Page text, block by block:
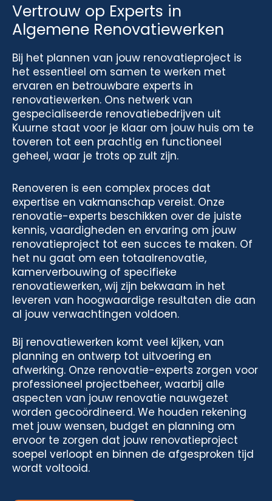
Vertrouw op Experts in
Algemene Renovatiewerken
Bij het plannen van jouw renovatieproject is
het essentieel om samen te werken met
ervaren en betrouwbare experts in
renovatiewerken. Ons netwerk van
gespecialiseerde renovatiebedrijven uit
Kuurne staat voor je klaar om jouw huis om te
toveren tot een prachtig en functioneel
geheel, waar je trots op zult zijn.
Renoveren is een complex proces dat
expertise en vakmanschap vereist. Onze
renovatie-experts beschikken over de juiste
kennis, vaardigheden en ervaring om jouw
renovatieproject tot een succes te maken. Of
het nu gaat om een totaalrenovatie,
kamerverbouwing of specifieke
renovatiewerken, wij zijn bekwaam in het
leveren van hoogwaardige resultaten die aan
al jouw verwachtingen voldoen.
Bij renovatiewerken komt veel kijken, van
planning en ontwerp tot uitvoering en
afwerking. Onze renovatie-experts zorgen voor
professioneel projectbeheer, waarbij alle
aspecten van jouw renovatie nauwgezet
worden gecoördineerd. We houden rekening
met jouw wensen, budget en planning om
ervoor te zorgen dat jouw renovatieproject
soepel verloopt en binnen de afgesproken tijd
wordt voltooid.